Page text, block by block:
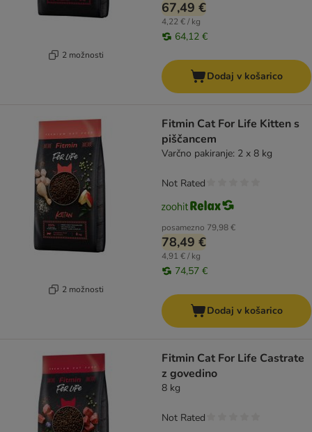
2 možnosti
67,49 €
4,22 € / kg
64,12 €
Dodaj v košarico
2 možnosti
Fitmin Cat For Life Kitten s
piščancem
Varčno pakiranje: 2 x 8 kg
posamezno 79,98 €
78,49 €
4,91 € / kg
74,57 €
Not Rated
Dodaj v košarico
Fitmin Cat For Life Castrate
z govedino
8 kg
Not Rated